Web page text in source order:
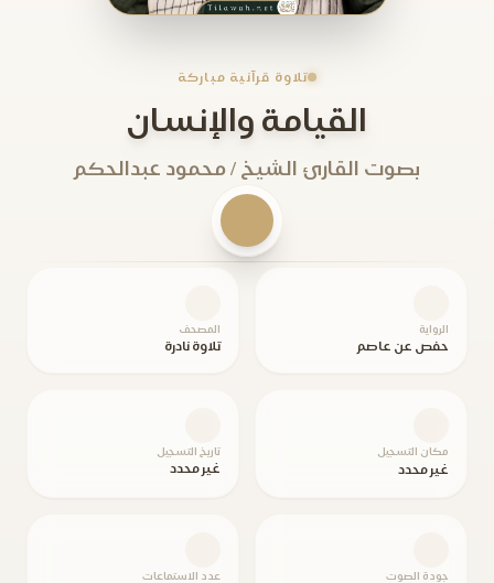
تلاوة قرآنية مباركة
القيامة والإنسان
بصوت القارئ الشيخ / محمود عبدالحكم
الرواية
حفص عن عاصم
المصحف
تلاوة نادرة
مكان التسجيل
غير محدد
تاريخ التسجيل
غير محدد
جودة الصوت عدد الاستماعات